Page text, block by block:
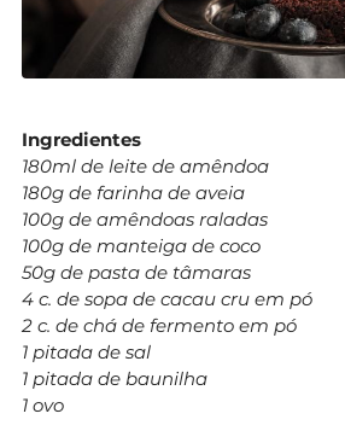
Ingredientes
180ml de leite de amêndoa
180g de farinha de aveia
100g de amêndoas raladas
100g de manteiga de coco
50g de pasta de tâmaras
4 c. de sopa de cacau cru em pó
2 c. de chá de fermento em pó
1 pitada de sal
1 pitada de baunilha
1 ovo